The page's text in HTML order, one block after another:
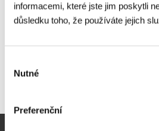
informacemi, které jste jim poskytli
důsledku toho, že používáte jejich
souhlasu
Nutné
Preferenční